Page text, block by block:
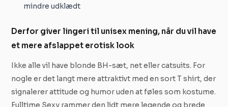
mindre udklædt
Derfor giver lingeri til unisex mening, når du vil have
et mere afslappet erotisk look
Ikke alle vil have blonde BH-sæt, net eller catsuits. For
nogle er det langt mere attraktivt med en sort T shirt, der
signalerer attitude og humor uden at føles som kostume.
Fulltime Sexy rammer den lidt mere legende og brede